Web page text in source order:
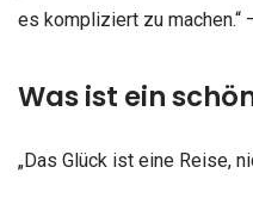
es kompliziert zu machen.“
Was ist ein
„Das Glück ist eine Reise,